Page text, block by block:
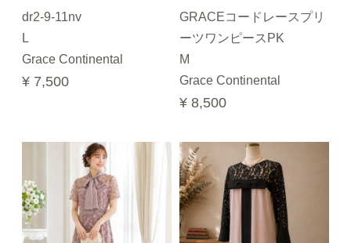
dr2-9-11nv
L
Grace Continental
¥ 7,500
GRACEコードレースプリ
ーツワンピースPK
M
Grace Continental
¥ 8,500